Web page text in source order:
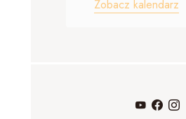
Zobacz kalendarz